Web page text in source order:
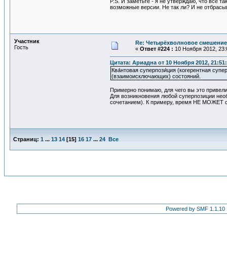
возможные версии. Не так ли? И не
Участник
Гость
Re: Четырёхволновое смешение
« Ответ #224 : 10 Ноября 2012,
Цитата: Ариадна от 10 Ноября 2012,
Ква́нтовая суперпози́ция (когерентная
(взаимоисключающих) состояний.
Примерно понимаю, для чего вы это
Для возникновения любой суперпозиции
сочетанием). К примеру, время НЕ МОЖЕТ
Страниц: 1 ... 13 14 [15] 16 17 ... 24 Все
Powered by SMF 1.1.10